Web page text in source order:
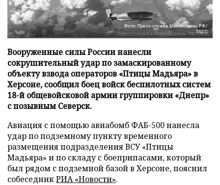
Фото: Пресс-служба Минобороны РФ/
ТАСС
Вооруженные силы России нанесли
сокрушительный удар по замаскированному
объекту взвода операторов «Птицы Мадьяра» в
Херсоне, сообщил боец войск беспилотных систем
18-й общевойсковой армии группировки «Днепр»
с позывным Северск.
Авиация с помощью авиабомб ФАБ-500 нанесла
удар по подземному пункту временного
размещения подразделения ВСУ «Птицы
Мадьяра» и по складу с боеприпасами, который
был рядом с подземной базой в Херсоне, пояснил
собеседникРИА «Новости».